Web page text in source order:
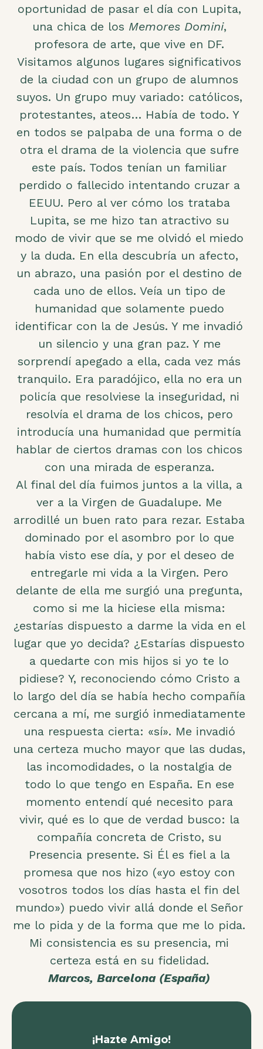
oportunidad de pasar el día con Lupita,
una chica de los Memores Domini,
profesora de arte, que vive en DF.
Visitamos algunos lugares significativos
de la ciudad con un grupo de alumnos
suyos. Un grupo muy variado: católicos,
protestantes, ateos… Había de todo. Y
en todos se palpaba de una forma o de
otra el drama de la violencia que sufre
este país. Todos tenían un familiar
perdido o fallecido intentando cruzar a
EEUU. Pero al ver cómo los trataba
Lupita, se me hizo tan atractivo su
modo de vivir que se me olvidó el miedo
y la duda. En ella descubría un afecto,
un abrazo, una pasión por el destino de
cada uno de ellos. Veía un tipo de
humanidad que solamente puedo
identificar con la de Jesús. Y me invadió
un silencio y una gran paz. Y me
sorprendí apegado a ella, cada vez más
tranquilo. Era paradójico, ella no era un
policía que resolviese la inseguridad, ni
resolvía el drama de los chicos, pero
introducía una humanidad que permitía
hablar de ciertos dramas con los chicos
con una mirada de esperanza.
Al final del día fuimos juntos a la villa, a
ver a la Virgen de Guadalupe. Me
arrodillé un buen rato para rezar. Estaba
dominado por el asombro por lo que
había visto ese día, y por el deseo de
entregarle mi vida a la Virgen. Pero
delante de ella me surgió una pregunta,
como si me la hiciese ella misma:
¿estarías dispuesto a darme la vida en el
lugar que yo decida? ¿Estarías dispuesto
a quedarte con mis hijos si yo te lo
pidiese? Y, reconociendo cómo Cristo a
lo largo del día se había hecho compañía
cercana a mí, me surgió inmediatamente
una respuesta cierta: «sí». Me invadió
una certeza mucho mayor que las dudas,
las incomodidades, o la nostalgia de
todo lo que tengo en España. En ese
momento entendí qué necesito para
vivir, qué es lo que de verdad busco: la
compañía concreta de Cristo, su
Presencia presente. Si Él es fiel a la
promesa que nos hizo («yo estoy con
vosotros todos los días hasta el fin del
mundo») puedo vivir allá donde el Señor
me lo pida y de la forma que me lo pida.
Mi consistencia es su presencia, mi
certeza está en su fidelidad.
Marcos, Barcelona (España)
¡Hazte Amigo!